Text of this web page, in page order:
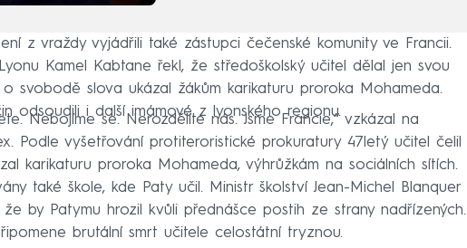
z vraždy vyjádřili také zástupci čečenské komunity ve Francii.
Kamel Kabtane řekl, že středoškolský učitel dělal jen svou
svobodě slova ukázal žákům karikaturu proroka Mohameda.
odsoudili i další imámové z lyonského regionu.
Nebojíme se. Nerozdělíte nás. Jsme Francie,“ vzkázal na
Podle vyšetřování protiteroristické prokuratury 47letý učitel čelil
karikaturu proroka Mohameda, výhrůžkám na sociálních sítích.
také škole, kde Paty učil. Ministr školství Jean-Michel Blanquer
by Patymu hrozil kvůli přednášce postih ze strany nadřízených.
brutální smrt učitele celostátní tryznou.